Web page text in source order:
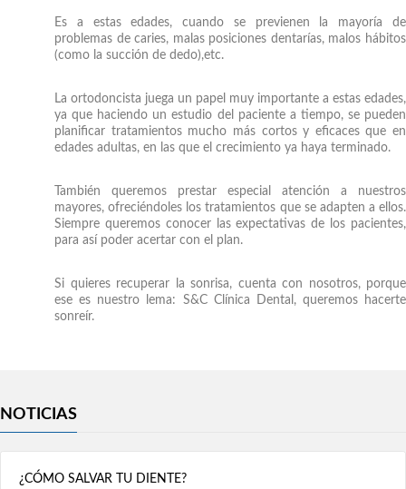
Es a estas edades, cuando se previenen la mayoría de
problemas de caries, malas posiciones dentarías, malos hábitos
(como la succión de dedo),etc.
La ortodoncista juega un papel muy importante a estas edades,
ya que haciendo un estudio del paciente a tiempo, se pueden
planificar tratamientos mucho más cortos y eficaces que en
edades adultas, en las que el crecimiento ya haya terminado.
También queremos prestar especial atención a nuestros
mayores, ofreciéndoles los tratamientos que se adapten a ellos.
Siempre queremos conocer las expectativas de los pacientes,
para así poder acertar con el plan.
Si quieres recuperar la sonrisa, cuenta con nosotros, porque
ese es nuestro lema: S&C Clínica Dental, queremos hacerte
sonreír.
NOTICIAS
¿CÓMO SALVAR TU DIENTE?